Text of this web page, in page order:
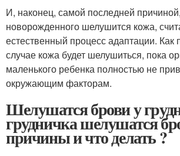
И, наконец, самой последней
новорожденного шелушится кожа,
естественный процесс адаптации.
случае кожа будет шелушиться, пока
маленького ребенка полностью не
окружающим факторам.
Шелушатся брови у
грудничка шелушатся
причины и что делать ?